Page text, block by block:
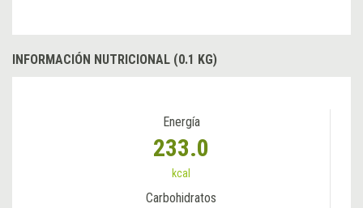
INFORMACIÓN NUTRICIONAL (0.1 KG)
Energía
233.0
kcal
Carbohidratos